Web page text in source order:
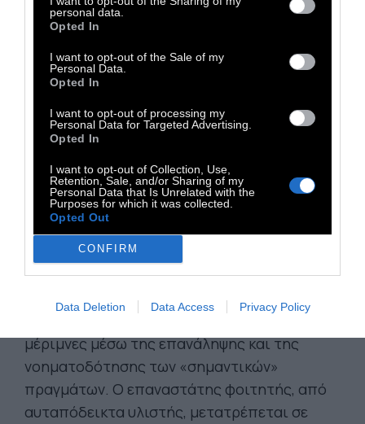
personal data.
Opted In
I want to opt-out of the Sale of my
Personal Data.
Opted In
I want to opt-out of processing my
Personal Data for Targeted Advertising.
Opted In
I want to opt-out of Collection, Use,
Retention, Sale, and/or Sharing of my
Personal Data that Is Unrelated with the
Purposes for which it was collected.
Opted Out
CONFIRM
Data Deletion Data Access Privacy Policy
έρωτας λοιπόν, σκαρφαλώνει στην καρδιά
του έφηβου και τη γαργαλάει. Και τι
αμφιθυμική αίσθηση είναι το γαργάλημα
αλήθεια! Τι φοβερό μείγμα ευχαρίστησης και
ΥΠΑΙΝΙΣΣΟΜΑΣΤΕ, ΛΟΙΠΟΝ, ΠΩΣ Ο ΕΡΩΤΑΣ
ΤΟΣΟ ΠΑΡΑΛΟΓΟΣ, τόσο μεθυστικός και
σαγηνευτικός,μας τραβάει από τη μύτη
προς το καινούριο. Είναι ο ανανεωτής του
νοήματος και ο καταστροφέας του. Ο έρωτας
είναι μια βίαιη εξέγερση ενάντια στον εαυτό.
Πιο συγκεκριμένα ίσως, στην εικόνα του
μέριμνες μέσω της επανάληψης και της
νοηματοδότησης των «σημαντικών»
πραγμάτων. Ο επαναστάτης φοιτητής, από
αυταπόδεικτα υλιστής, μετατρέπεται σε